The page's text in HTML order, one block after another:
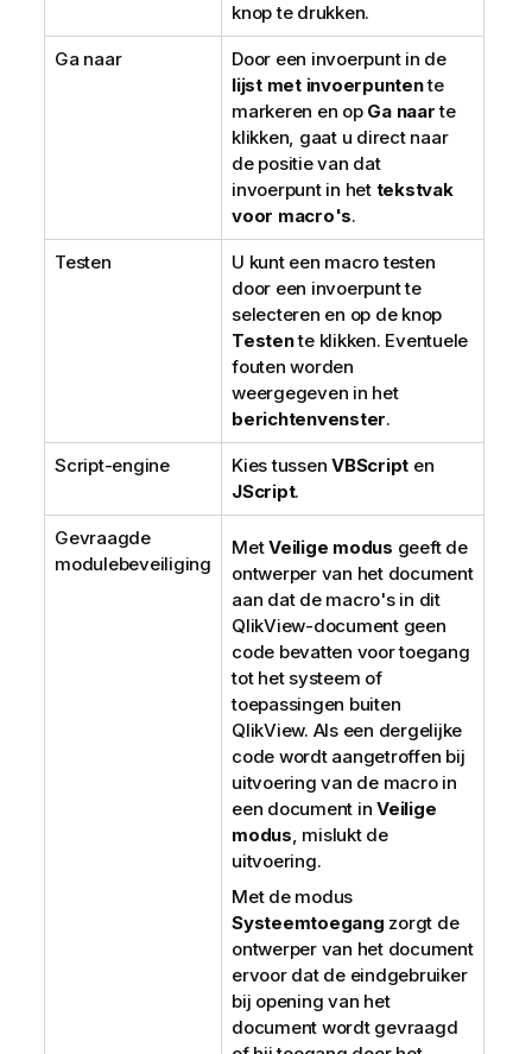
knop te drukken.
Ga naar
Door een invoerpunt in de
lijst met invoerpuntente
markeren en op Ga naarte
klikken, gaat u direct naar
de positie van dat
invoerpunt in het tekstvak
voor macro's.
Testen
U kunt een macro testen
door een invoerpunt te
selecteren en op de knop
Testente klikken. Eventuele
fouten worden
weergegeven in het
berichtenvenster.
Script-engine Kies tussen VBScript en
JScript.
Gevraagde
modulebeveiliging
MetVeilige modus geeft de
ontwerper van het document
aan dat de macro's in dit
QlikView-document geen
code bevatten voor toegang
tot het systeem of
toepassingen buiten
QlikView. Als een dergelijke
code wordt aangetroffen bij
uitvoering van de macro in
een document in Veilige
modus, mislukt de
uitvoering.
Met de modus
Systeemtoegang zorgt de
ontwerper van het document
ervoor dat de eindgebruiker
bij opening van het
document wordt gevraagd